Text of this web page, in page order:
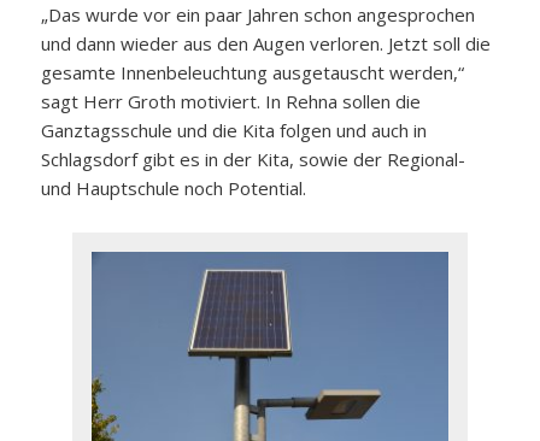
„Das wurde vor ein paar Jahren schon angesprochen
und dann wieder aus den Augen verloren. Jetzt soll die
gesamte Innenbeleuchtung ausgetauscht werden,“
sagt Herr Groth motiviert. In Rehna sollen die
Ganztagsschule und die Kita folgen und auch in
Schlagsdorf gibt es in der Kita, sowie der Regional-
und Hauptschule noch Potential.